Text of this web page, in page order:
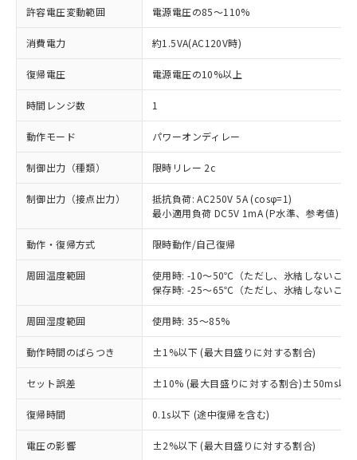
許容電圧変動範囲 電源電圧の85～110%
消費電力 約1.5VA(AC120V時)
復帰電圧 電源電圧の10%以上
時間レンジ数 1
動作モード パワーオンディレー
制御出力（種類） 限時リレー 2c
制御出力（接点出力）
抵抗負荷: AC250V 5A (cosφ=1)
最小適用負荷 DC5V 1mA (P水準、参考値)
動作・復帰方式 限時動作/自己復帰
周囲温度範囲
使用時: -10～50℃（ただし、氷結しないこと
保存時: -25～65℃（ただし、氷結しないこと
周囲湿度範囲 使用時: 35～85%
動作時間のばらつき ±1%以下 (最大目盛りに対する割合)
セット誤差 ±10% (最大目盛りに対する割合)±50ms以下
復帰時間 0.1s以下 (途中復帰を含む)
電圧の影響 ±2%以下 (最大目盛りに対する割合)
対応済み：EU RoHS指令（10物質）の
非含有に対応した製品が提供可能な商品で